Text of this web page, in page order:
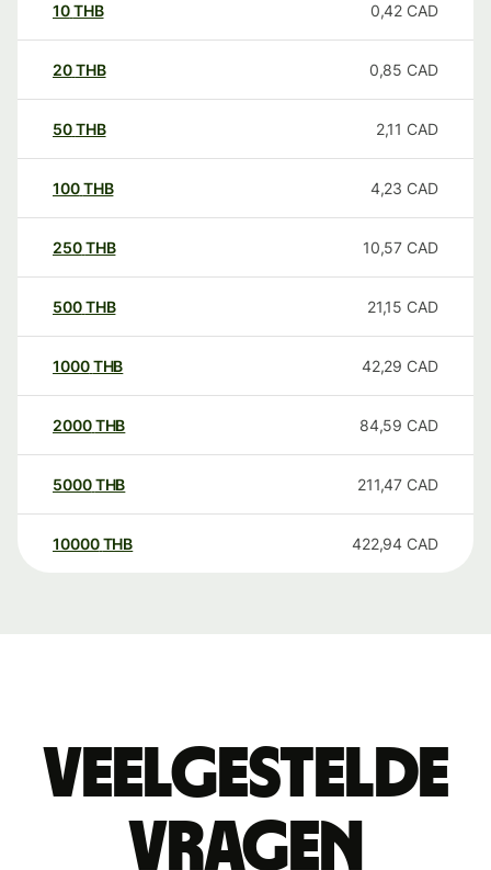
10THB 0,42 CAD
20THB 0,85 CAD
50THB 2,11 CAD
100THB 4,23 CAD
250THB 10,57 CAD
500THB 21,15 CAD
1000THB 42,29 CAD
2000THB 84,59 CAD
5000THB 211,47 CAD
10000 THB 422,94 CAD
Veelgestelde
vragen